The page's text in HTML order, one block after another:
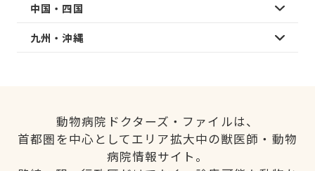
中国・四国
九州・沖縄
動物病院ドクターズ・ファイルは、
首都圏を中心としてエリア拡大中の獣医師・動物
病院情報サイト。